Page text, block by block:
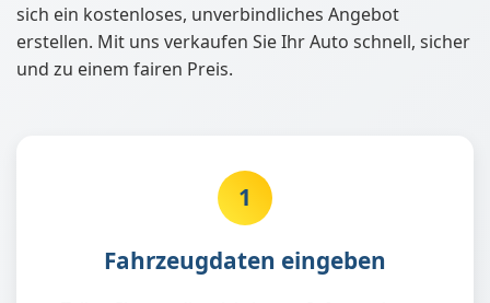
sich ein kostenloses, unverbindliches Angebot
erstellen. Mit uns verkaufen Sie Ihr Auto schnell, sicher
und zu einem fairen Preis.
1
Fahrzeugdaten eingeben